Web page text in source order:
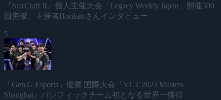
『StarCraft II』個人主催大会「Legacy Weekly Japan」開催500
回突破、主催者Horikenさんインタビュー
5
「Gen.G Esports」優勝 国際大会『VCT 2024 Masters
Shanghai』パシフィックチーム初となる世界一獲得